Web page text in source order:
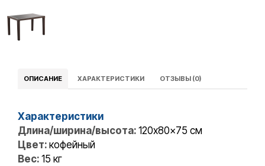
ОПИСАНИЕ ХАРАКТЕРИСТИКИ ОТЗЫВЫ (0)
Характеристики
Длина/ширина/высота: 120x80x75 cм
Цвет: кофейный
Вес: 15 кг